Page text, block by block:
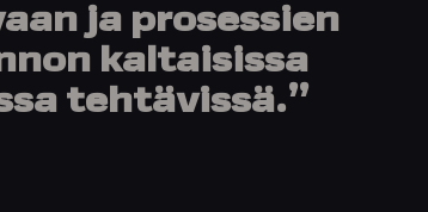
ja prosessien
kaltaisissa
tehtävissä.”